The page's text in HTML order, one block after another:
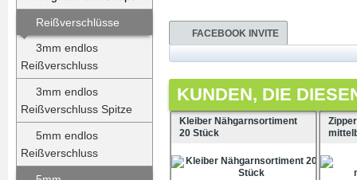
Reißverschlüsse
3mm endlos
Reißverschluss
3mm endlos
Reißverschluss Spitze
5mm endlos
Reißverschluss
FACEBOOK INVITE
KUNDEN, DIE
Kleiber Nähgarnsortiment
20 Stück